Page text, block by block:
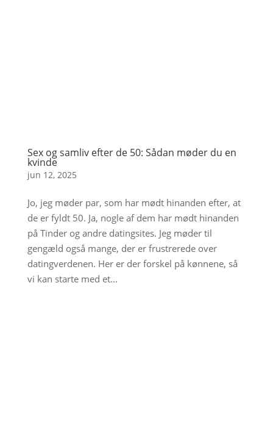
Sex og samliv efter de 50: Sådan møder du en
kvinde
jun 12, 2025
Jo, jeg møder par, som har mødt hinanden efter, at
de er fyldt 50. Ja, nogle af dem har mødt hinanden
på Tinder og andre datingsites. Jeg møder til
gengæld også mange, der er frustrerede over
datingverdenen. Her er der forskel på kønnene, så
vi kan starte med et...